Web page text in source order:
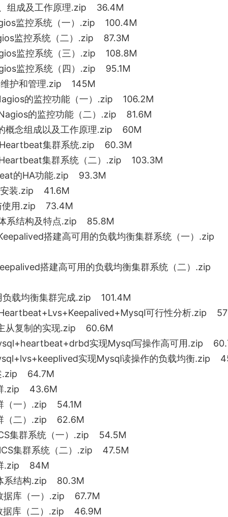
组成及工作原理.zip 36.4M
监控系统（一）.zip 100.4M
监控系统（二）.zip 87.3M
监控系统（三）.zip 108.8M
监控系统（四）.zip 95.1M
维护和管理.zip 145M
的监控功能（一）.zip 106.2M
的监控功能（二）.zip 81.6M
概念组成以及工作原理.zip 60M
Heartbeat集群系统.zip 60.3M
集群系统（二）.zip 103.3M
的HA功能.zip 93.3M
安装.zip 41.6M
使用.zip 73.4M
体系结构及特点.zip 85.8M
搭建高可用的负载均衡集群系统（一）.zip
搭建高可用的负载均衡集群系统（二）.zip
负载均衡集群完成.zip 101.4M
可行性分析.zip
从复制的实现.zip 60.6M
实现Mysql写操作高可用.zip
实现Mysql读操作的负载均衡.zip
.zip 64.7M
群.zip 43.6M
（一）.zip 54.1M
（二）.zip 62.6M
集群系统（一）.zip 54.5M
集群系统（二）.zip 47.5M
群.zip 84M
系结构.zip 80.3M
据库（一）.zip 67.7M
据库（二）.zip 46.9M